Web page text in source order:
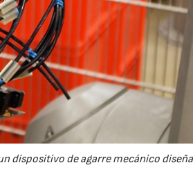
dispositivo de agarre mecánico